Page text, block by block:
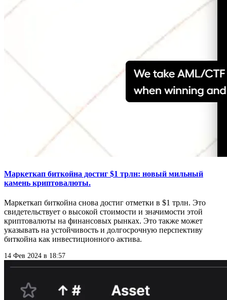
Маркеткап биткойна достиг $1 трлн: новый мильный
камень криптовалюты.
Маркеткап биткойна снова достиг отметки в $1 трлн. Это
свидетельствует о высокой стоимости и значимости этой
криптовалюты на финансовых рынках. Это также может
указывать на устойчивость и долгосрочную перспективу
биткойна как инвестиционного актива.
14 Фев 2024 в 18:57